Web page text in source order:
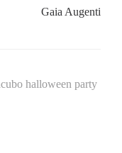
Gaia Augenti
halloween party